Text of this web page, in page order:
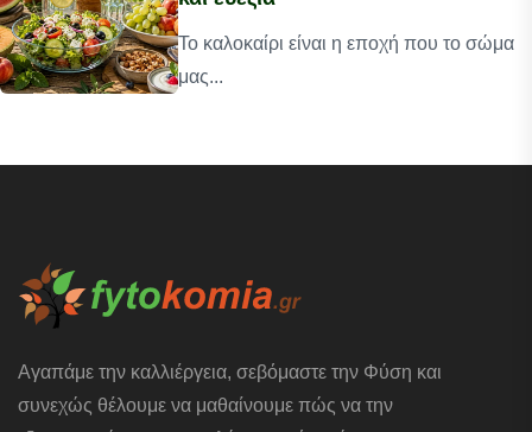
Το καλοκαίρι είναι η εποχή που το σώμα
μας...
Αγαπάμε την καλλιέργεια, σεβόμαστε την Φύση και
συνεχώς θέλουμε να μαθαίνουμε πώς να την